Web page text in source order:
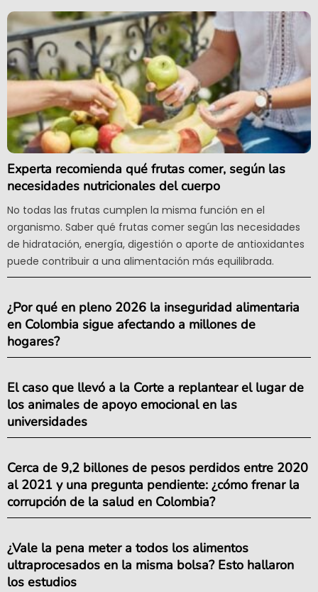
Experta recomienda qué frutas comer, según las
necesidades nutricionales del cuerpo
No todas las frutas cumplen la misma función en el
organismo. Saber qué frutas comer según las necesidades
de hidratación, energía, digestión o aporte de antioxidantes
puede contribuir a una alimentación más equilibrada.
¿Por qué en pleno 2026 la inseguridad alimentaria
en Colombia sigue afectando a millones de
hogares?
El caso que llevó a la Corte a replantear el lugar de
los animales de apoyo emocional en las
universidades
Cerca de 9,2 billones de pesos perdidos entre 2020
al 2021 y una pregunta pendiente: ¿cómo frenar la
corrupción de la salud en Colombia?
¿Vale la pena meter a todos los alimentos
ultraprocesados en la misma bolsa? Esto hallaron
los estudios